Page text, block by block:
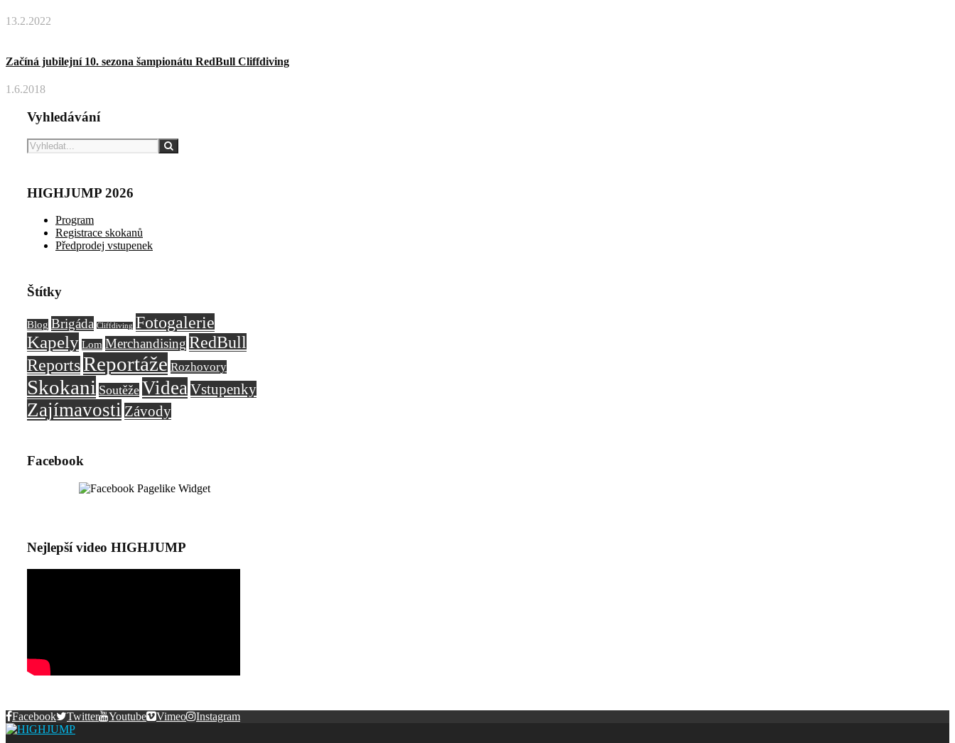
13.2.2022
Začíná jubilejní 10. sezona šampionátu RedBull Cliffdiving
1.6.2018
Vyhledávání
HIGHJUMP 2026
Program
Registrace skokanů
Předprodej vstupenek
Štítky
Blog Brigáda Cliffdiving Fotogalerie
Kapely Lom Merchandising RedBull
ReportsReportáže Rozhovory
Skokani Soutěže VideaVstupenky
Zajímavosti Závody
Facebook
Nejlepší video HIGHJUMP
Facebook Twitter Youtube Vimeo Instagram